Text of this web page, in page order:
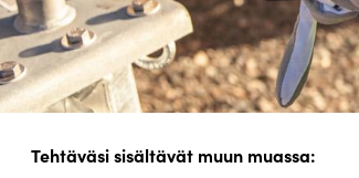
Tehtäväsi sisältävät muun muassa: